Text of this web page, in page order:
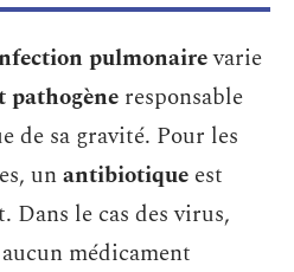
pulmonairevarie
pathogène responsable
de sa gravité. Pour les
unantibiotique est
Dans le cas des virus,
médicament